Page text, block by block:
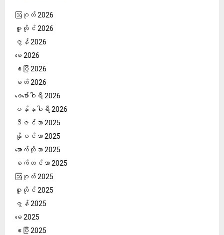
ဩဂုတ် 2026
ဇူလိုင် 2026
ဇွန် 2026
မေ 2026
ဧပြီ 2026
မတ် 2026
ဖေ‌ဖော်ဝါရီ 2026
ဇန်နဝါရီ 2026
ဒီဇင်ဘာ 2025
နိုဝင်ဘာ 2025
အောက်တိုဘာ 2025
စက်တင်ဘာ 2025
ဩဂုတ် 2025
ဇူလိုင် 2025
ဇွန် 2025
မေ 2025
ဧပြီ 2025